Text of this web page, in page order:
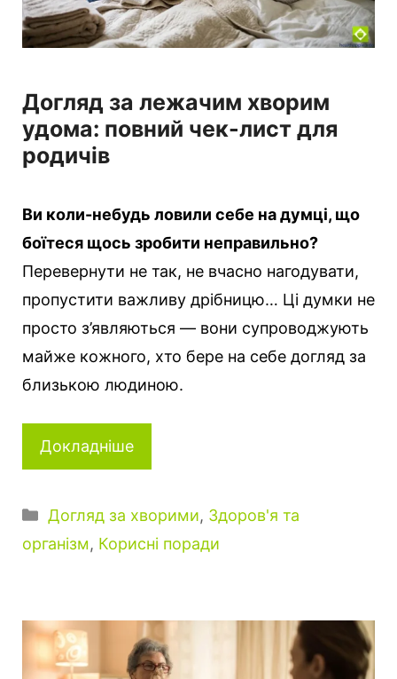
Догляд за лежачим хворим
удома: повний чек-лист для
родичів
Ви коли-небудь ловили себе на думці, що
боїтеся щось зробити неправильно?
Перевернути не так, не вчасно нагодувати,
пропустити важливу дрібницю… Ці думки не
просто з’являються — вони супроводжують
майже кожного, хто бере на себе догляд за
близькою людиною.
Докладніше
К
а
о
р
Догляд за хворими, Здоров'я та
організм, Корисні поради